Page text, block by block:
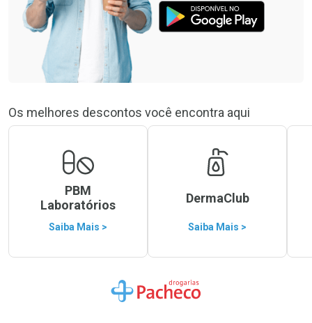
Os melhores descontos você encontra aqui
PBM
Laboratórios
Saiba Mais >
DermaClub
Saiba Mais >
Ir para a Home